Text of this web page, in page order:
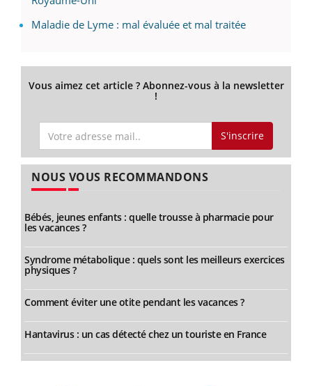
Maladie de Lyme : mal évaluée et mal traitée
Vous aimez cet article ? Abonnez-vous à la newsletter
!
S'inscrire
NOUS VOUS RECOMMANDONS
Bébés, jeunes enfants : quelle trousse à pharmacie pour
les vacances ?
Syndrome métabolique : quels sont les meilleurs exercices
physiques ?
Comment éviter une otite pendant les vacances ?
Hantavirus : un cas détecté chez un touriste en France